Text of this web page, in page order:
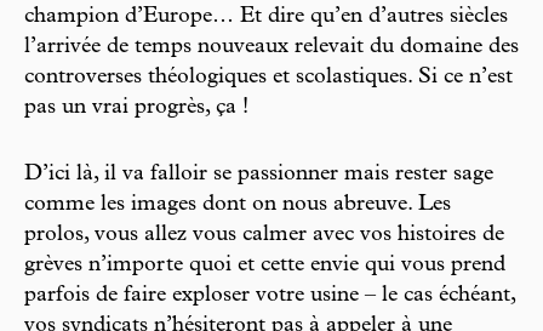
champion d’Europe… Et dire qu’en d’autres siècles
l’arrivée de temps nouveaux relevait du domaine des
controverses théologiques et scolastiques. Si ce n’est
pas un vrai progrès, ça !
D’ici là, il va falloir se passionner mais rester sage
comme les images dont on nous abreuve. Les
prolos, vous allez vous calmer avec vos histoires de
grèves n’importe quoi et cette envie qui vous prend
parfois de faire exploser votre usine – le cas échéant,
vos syndicats n’hésiteront pas à appeler à une